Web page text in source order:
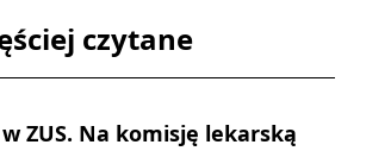
czytane
ZUS. Na komisję lekarską